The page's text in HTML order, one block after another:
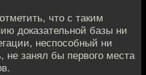
что с таким
доказательной базы ни
неспособный ни
не занял бы первого места